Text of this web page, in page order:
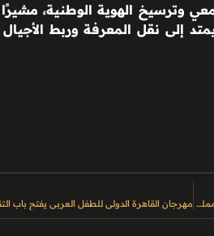
وترسيخ الهوية الوطنية،
إلى نقل المعرفة وربط
تجارب أداء لتشكيل فرقة الفنون الأدائية التقليدية تتواصل في مناطق المملكة